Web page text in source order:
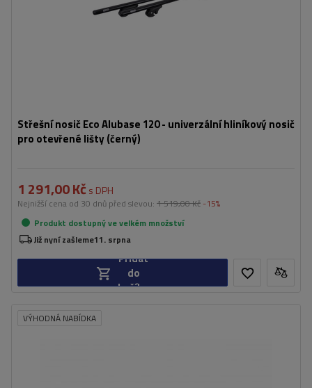
Střešní nosič Eco Alubase 120 - univerzální hliníkový nosič
pro otevřené lišty (černý)
1 291,00 Kč s DPH
Nejnižší cena od 30 dnů před slevou: 1 519,00 Kč -15%
Produkt dostupný ve velkém množství
Již nyní zašleme11. srpna
Přidat
do
košíku
VÝHODNÁ NABÍDKA